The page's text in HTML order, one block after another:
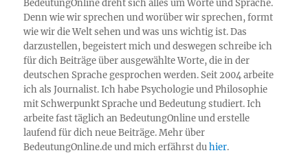
BedeutungOnline dreht sich alles um Worte und Sprache.
Denn wie wir sprechen und worüber wir sprechen, formt
wie wir die Welt sehen und was uns wichtig ist. Das
darzustellen, begeistert mich und deswegen schreibe ich
für dich Beiträge über ausgewählte Worte, die in der
deutschen Sprache gesprochen werden. Seit 2004 arbeite
ich als Journalist. Ich habe Psychologie und Philosophie
mit Schwerpunkt Sprache und Bedeutung studiert. Ich
arbeite fast täglich an BedeutungOnline und erstelle
laufend für dich neue Beiträge. Mehr über
BedeutungOnline.de und mich erfährst duhier.